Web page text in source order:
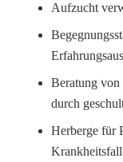
Aufzucht
Beratung von
durch
Herberge für